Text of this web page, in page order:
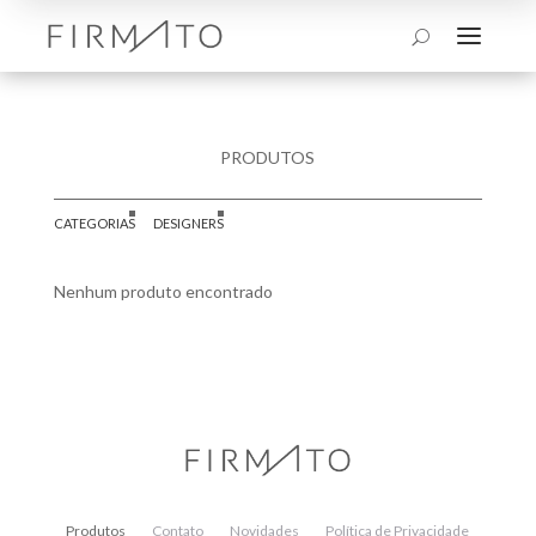
U a
PRODUTOS
CATEGORIAS DESIGNERS
Nenhum produto encontrado
Produtos Contato Novidades
Política de Privacidade